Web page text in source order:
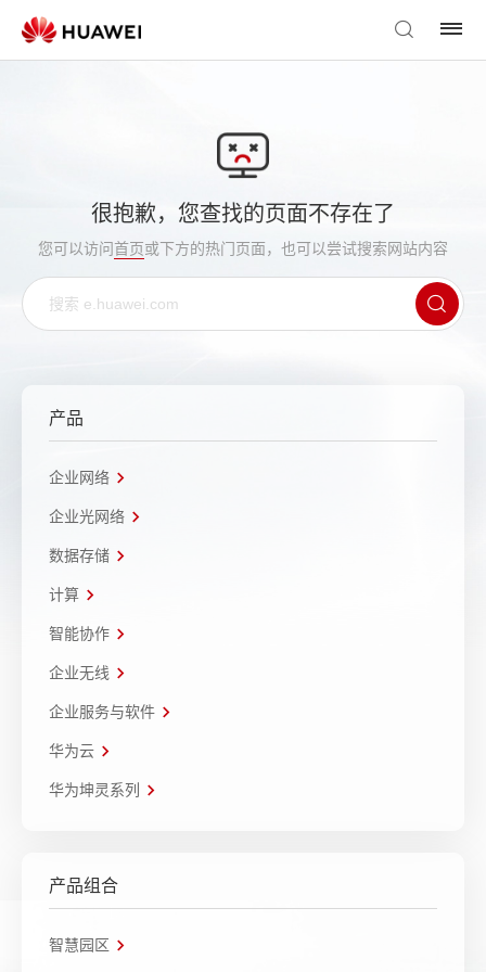
很抱歉，您查找的页面不存在了
您可以访问首页或下方的热门页面，也可以尝试搜索网站内容
产品
企业网络
企业光网络
数据存储
计算
智能协作
企业无线
企业服务与软件
华为云
华为坤灵系列
产品组合
智慧园区